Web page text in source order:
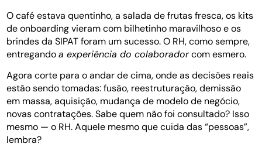
O café estava quentinho, a salada de frutas fresca, os kits
de onboarding vieram com bilhetinho maravilhoso e os
brindes da SIPAT foram um sucesso. O RH, como sempre,
entregandoa experiência do colaboradorcom esmero.
Agora corte para o andar de cima, onde as decisões reais
estão sendo tomadas: fusão, reestruturação, demissão
em massa, aquisição, mudança de modelo de negócio,
novas contratações. Sabe quem não foi consultado? Isso
mesmo — o RH. Aquele mesmo que cuida das “pessoas”,
lembra?